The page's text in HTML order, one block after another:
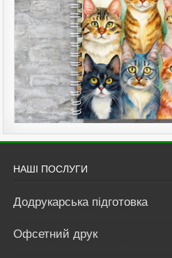
НАШІ ПОСЛУГИ
Додрукарська підготовка
Офсетний друк